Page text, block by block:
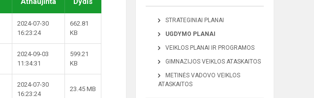
2024-07-30
16:23:24
662.81
KB
2024-09-03
11:34:31
599.21
KB
2024-07-30
16:23:24
23.45 MB
STRATEGINIAI PLANAI
UGDYMO PLANAI
VEIKLOS PLANAI IR PROGRAMOS
GIMNAZIJOS VEIKLOS ATASKAITOS
METINĖS VADOVO VEIKLOS
ATASKAITOS